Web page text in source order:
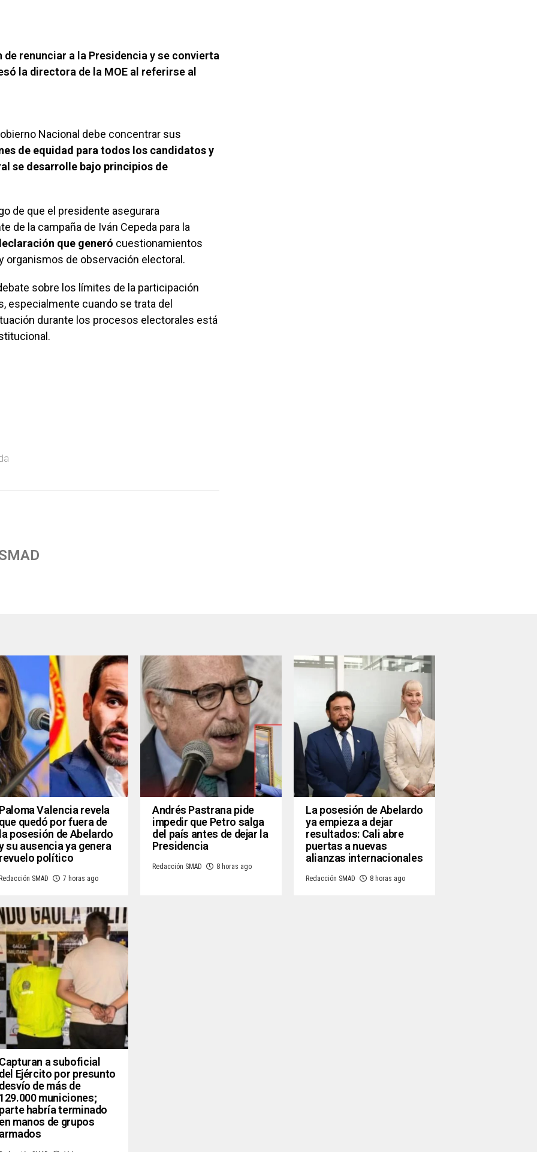
de renunciar a la Presidencia y se convierta
la directora de la MOE al referirse al
Nacional debe concentrar sus
de equidad para todos los candidatos y
se desarrolle bajo principios de
de que el presidente asegurara
de la campaña de Iván Cepeda para la
que generó cuestionamientos
de observación electoral.
sobre los límites de la participación
especialmente cuando se trata del
durante los procesos electorales está
Paloma Valencia revela
que quedó por fuera de
la posesión de Abelardo
su ausencia ya genera
revuelo político
Redacción SMAD 7 horas ago
Andrés Pastrana pide
impedir que Petro salga
del país antes de dejar la
Presidencia
Redacción SMAD 8 horas ago
La posesión de Abelardo
ya empieza a dejar
resultados: Cali abre
puertas a nuevas
alianzas internacionales
Redacción SMAD 8 horas ago
Capturan a suboficial
del Ejército por presunto
desvío de más de
129.000 municiones;
parte habría terminado
en manos de grupos
armados